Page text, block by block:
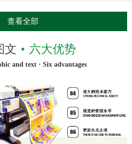
查看全部
文 六大优势
and text · Six advantages